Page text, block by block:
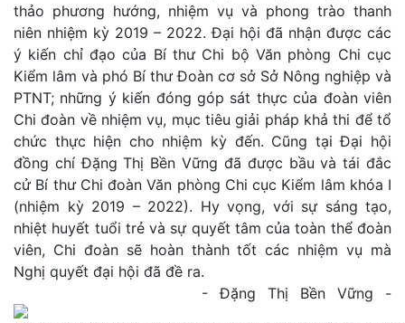
thảo phương hướng, nhiệm vụ và phong trào thanh
niên nhiệm kỳ 2019 – 2022. Đại hội đã nhận được các
ý kiến chỉ đạo của Bí thư Chi bộ Văn phòng Chi cục
Kiểm lâm và phó Bí thư Đoàn cơ sở Sở Nông nghiệp và
PTNT; những ý kiến đóng góp sát thực của đoàn viên
Chi đoàn về nhiệm vụ, mục tiêu giải pháp khả thi để tổ
chức thực hiện cho nhiệm kỳ đến. Cũng tại Đại hội
đồng chí Đặng Thị Bền Vững đã được bầu và tái đắc
cử Bí thư Chi đoàn Văn phòng Chi cục Kiểm lâm khóa I
(nhiệm kỳ 2019 – 2022). Hy vọng, với sự sáng tạo,
nhiệt huyết tuổi trẻ và sự quyết tâm của toàn thể đoàn
viên, Chi đoàn sẽ hoàn thành tốt các nhiệm vụ mà
Nghị quyết đại hội đã đề ra.
- Đặng Thị Bền Vững -